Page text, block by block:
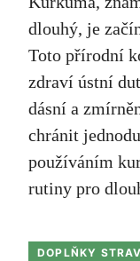
dlouhý, je
Toto přírodní
zdraví ústní
dásní a
chránit
používáním
rutiny pro
DOPLŇKY